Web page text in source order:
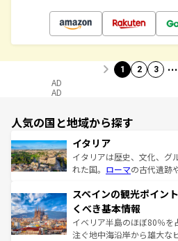
1 2 3 …
AD
AD
人気の国と地域から探す
イタリア
イタリアは歴史、文化、グ
れた国。 ローマの古代遺跡
ろん、トスカーナの美しい
景など、自然景観も見逃せ
ピザやパスタなど、絶品の
できる。朝目覚めてから夜
スペインの観光ポイン
くべき基本情報
イベリア半島のほぼ80％を
注ぐ地中海沿岸から雄大な